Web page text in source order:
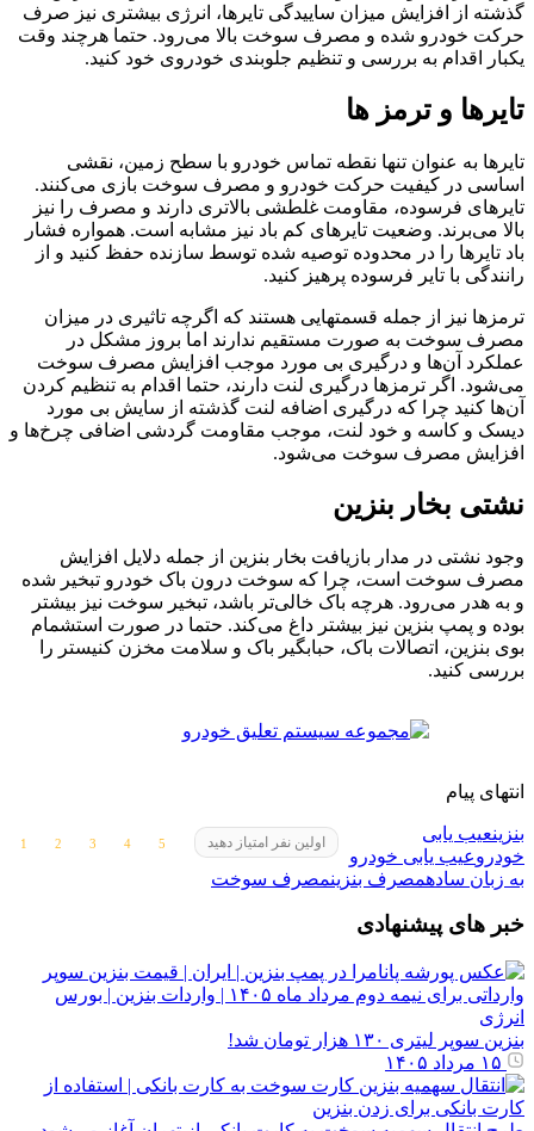
گذشته از افزایش میزان ساییدگی تایرها، انرژی بیشتری نیز صرف
حرکت خودرو شده و مصرف سوخت بالا می‌رود. حتما هرچند وقت
یکبار اقدام به بررسی و تنظیم جلوبندی خودروی خود کنید.
تایرها و ترمز ها
تایرها به عنوان تنها نقطه تماس خودرو با سطح زمین، نقشی
اساسی در کیفیت حرکت خودرو و مصرف سوخت بازی می‌کنند.
تایرهای فرسوده، مقاومت غلطشی بالاتری دارند و مصرف را نیز
بالا می‌برند. وضعیت تایرهای کم باد نیز مشابه است. همواره فشار
باد تایرها را در محدوده توصیه شده توسط سازنده حفظ کنید و از
رانندگی با تایر فرسوده پرهیز کنید.
ترمزها نیز از جمله قسمتهایی هستند که اگرچه تاثیری در میزان
مصرف سوخت به صورت مستقیم ندارند اما بروز مشکل در
عملکرد آن‌ها و درگیری بی مورد موجب افزایش مصرف سوخت
می‌شود. اگر ترمزها درگیری لنت دارند، حتما اقدام به تنظیم کردن
آن‌ها کنید چرا که درگیری اضافه لنت گذشته از سایش بی مورد
دیسک و کاسه و خود لنت، موجب مقاومت گردشی اضافی چرخ‌ها و
افزایش مصرف سوخت می‌شود.
نشتی بخار بنزین
وجود نشتی در مدار بازیافت بخار بنزین از جمله دلایل افزایش
مصرف سوخت است، چرا که سوخت درون باک خودرو تبخیر شده
و به هدر می‌رود. هرچه باک خالی‌تر باشد، تبخیر سوخت نیز بیشتر
بوده و پمپ بنزین نیز بیشتر داغ می‌کند. حتما در صورت استشمام
بوی بنزین، اتصالات باک، حبابگیر باک و سلامت مخزن کنیستر را
بررسی کنید.
انتهای پیام
اولین نفر امتیاز دهید بنزینعیب یابی
خودروعیب یابی خودرو
به زبان سادهمصرف بنزینمصرف سوخت
خبر های پیشنهادی
بنزین سوپر لیتری ۱۳۰ هزار تومان شد!